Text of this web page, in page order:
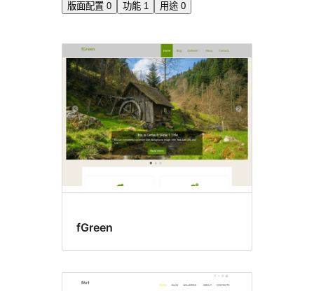
版面配置 0 功能 1 用途 0
態
首
頁
文
章
fGreen